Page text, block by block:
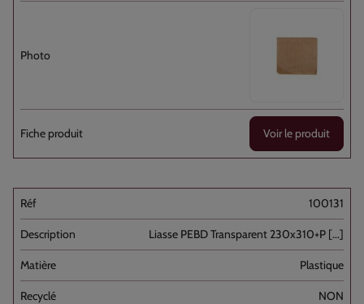
Voir le produit
100131
Liasse PEBD Transparent 230x310+P [...]
Plastique
NON